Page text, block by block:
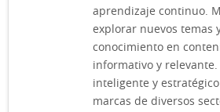
aprendizaje continuo.
explorar nuevos temas
conocimiento en
informativo y
inteligente y
marcas de diversos